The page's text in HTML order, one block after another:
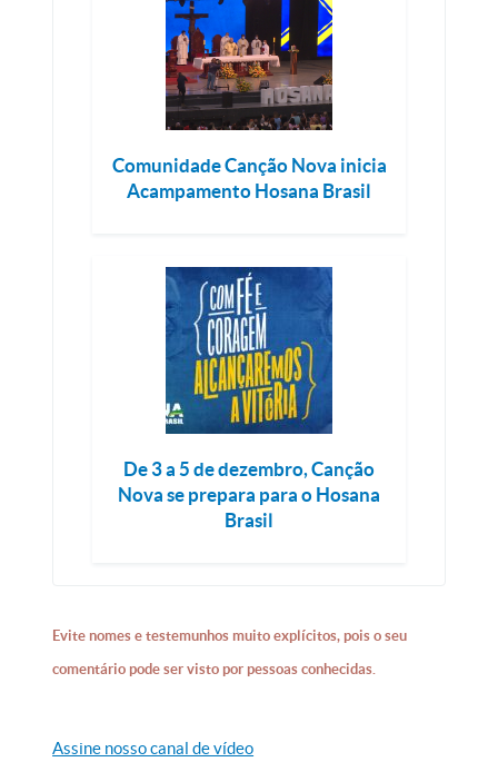
Comunidade Canção Nova inicia
Acampamento Hosana Brasil
De 3 a 5 de dezembro, Canção
Nova se prepara para o Hosana
Brasil
Evite nomes e testemunhos muito explícitos, pois o seu
comentário pode ser visto por pessoas conhecidas.
Assine nosso canal de vídeo